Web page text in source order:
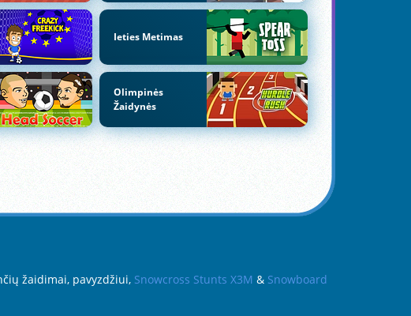
Ieties Metimas
Olimpinės
Žaidynės
žaidimai, pavyzdžiui, Snowcross Stunts X3M & Snowboard